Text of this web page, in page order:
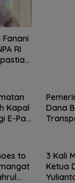
RI
Kapal
E-Pas
Dana
to
3 Kali
Ketua